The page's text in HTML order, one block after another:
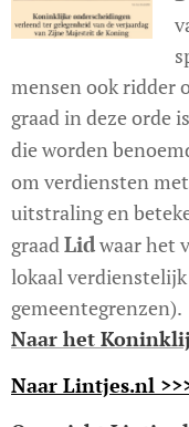
mensen ook ridder
graad in deze orde
die worden
om verdiensten
uitstraling en
graadLidwaar het
lokaal
gemeentegrenzen).
Naar het
Naar Lintjes.nl